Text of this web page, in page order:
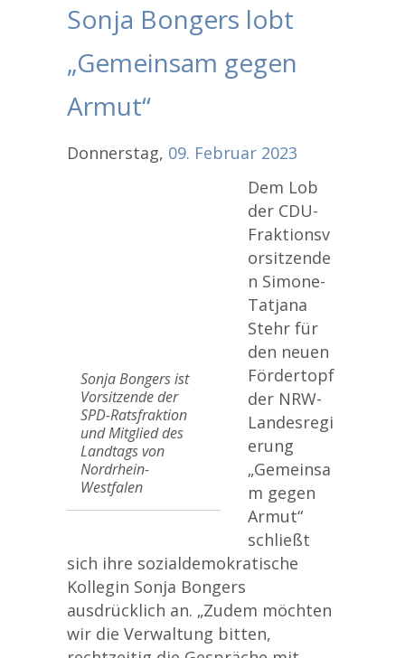
Sonja Bongers lobt
„Gemeinsam gegen
Armut“
Donnerstag, 09. Februar 2023
Sonja Bongers ist
Vorsitzende der
SPD-Ratsfraktion
und Mitglied des
Landtags von
Nordrhein-
Westfalen
Dem Lob
der CDU-
Fraktionsv
orsitzende
n Simone-
Tatjana
Stehr für
den neuen
Fördertopf
der NRW-
Landesregi
erung
„Gemeinsa
m gegen
Armut“
schließt
sich ihre sozialdemokratische
Kollegin Sonja Bongers
ausdrücklich an. „Zudem möchten
wir die Verwaltung bitten,